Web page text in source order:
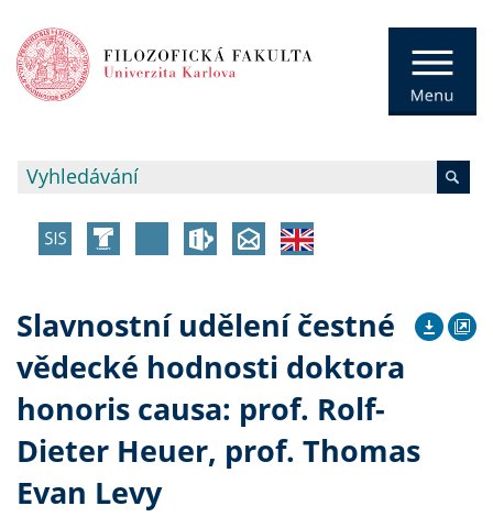
Slavnostní udělení čestné
vědecké hodnosti doktora
honoris causa: prof. Rolf-
Dieter Heuer, prof. Thomas
Evan Levy